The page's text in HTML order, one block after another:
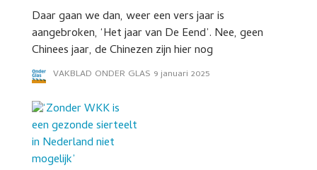
Daar gaan we dan, weer een vers jaar is
aangebroken, ‘Het jaar van De Eend’. Nee, geen
Chinees jaar, de Chinezen zijn hier nog
VAKBLAD ONDER GLAS 9 januari 2025